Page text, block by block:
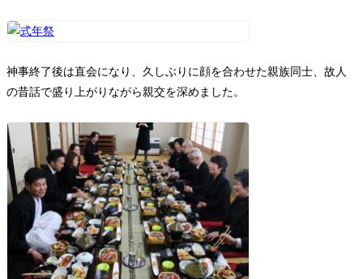
神事終了後は直会になり、久しぶりに顔を合わせた親族同士、故人
の昔話で盛り上がりながら親交を深めました。